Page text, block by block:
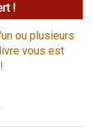
!
ou plusieurs
vous est